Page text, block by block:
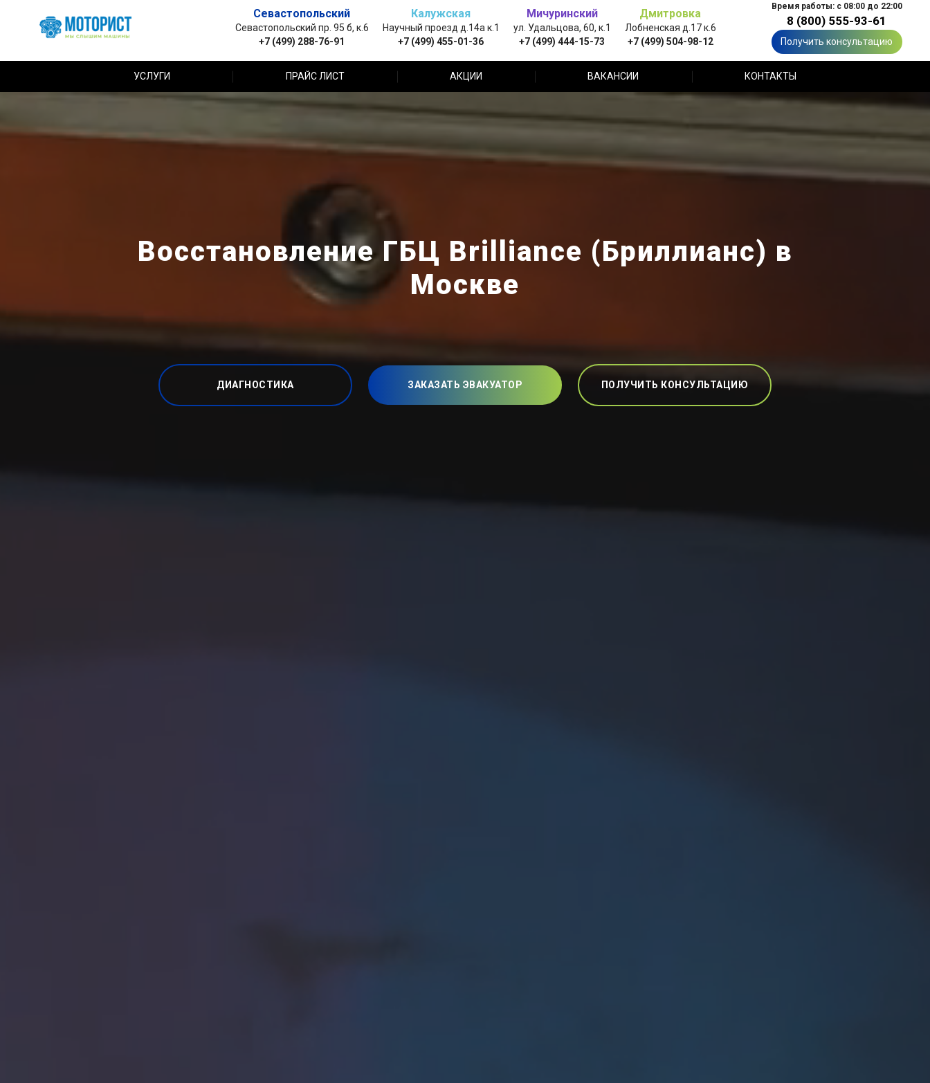
Севастопольский
Севастопольский пр. 95 б, к.6
+7 (499) 288-76-91
Калужская
Научный проезд д.14а к.1
+7 (499) 455-01-36
Мичуринский
ул. Удальцова, 60, к.1
+7 (499) 444-15-73
Дмитровка
Лобненская д.17 к.6
+7 (499) 504-98-12
Время работы: с 08:00 до 22:00
8 (800) 555-93-61
Получить консультацию
УСЛУГИ ПРАЙС ЛИСТ АКЦИИ ВАКАНСИИ КОНТАКТЫ
Восстановление ГБЦ Brilliance (Бриллианс) в
Москве
ДИАГНОСТИКА ЗАКАЗАТЬ ЭВАКУАТОР ПОЛУЧИТЬ КОНСУЛЬТАЦИЮ